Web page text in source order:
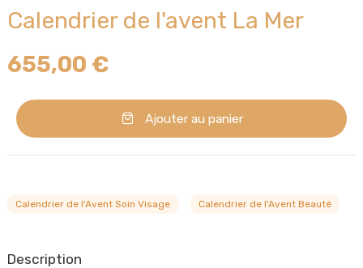
Calendrier de l'avent La Mer
655,00 €
Ajouter au panier
Calendrier de l'Avent Soin Visage Calendrier de l'Avent Beauté
Description